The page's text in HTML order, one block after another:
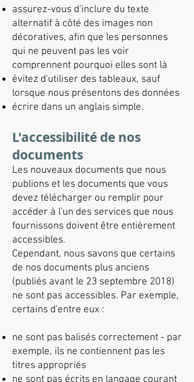
assurez-vous d'inclure du texte
alternatif à côté des images non
décoratives, afin que les personnes
qui ne peuvent pas les voir
comprennent pourquoi elles sont là
évitez d'utiliser des tableaux, sauf
lorsque nous présentons des données
écrire dans un anglais simple.
L'accessibilité de nos
documents
Les nouveaux documents que nous
publions et les documents que vous
devez télécharger ou remplir pour
accéder à l'un des services que nous
fournissons doivent être entièrement
accessibles.
Cependant, nous savons que certains
de nos documents plus anciens
(publiés avant le 23 septembre 2018)
ne sont pas accessibles. Par exemple,
certains d'entre eux : ​
ne sont pas balisés correctement - par
exemple, ils ne contiennent pas les
titres appropriés
ne sont pas écrits en langage courant